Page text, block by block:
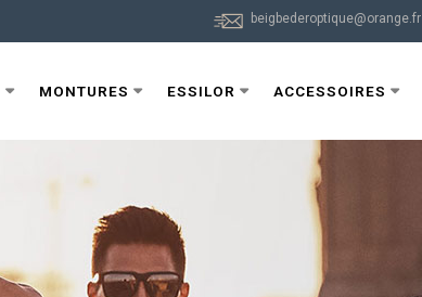
beigbederoptique@orange.fr
MONTURES ESSILOR ACCESSOIRES